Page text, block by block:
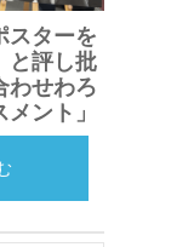
スターを
と評し批
わせわろ
ント」